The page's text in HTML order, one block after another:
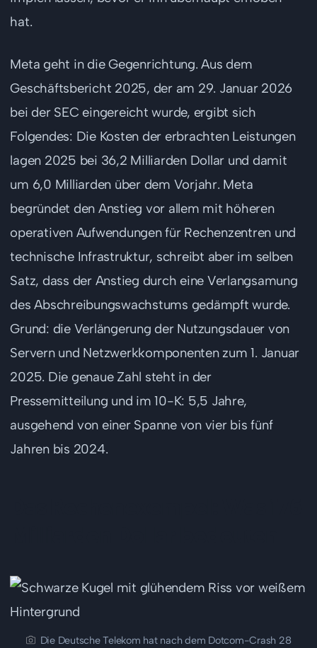
hat.
Meta geht in die Gegenrichtung. Aus dem
Geschäftsbericht 2025, der am 29. Januar 2026
bei der SEC eingereicht wurde, ergibt sich
Folgendes: Die Kosten der erbrachten Leistungen
lagen 2025 bei 36,2 Milliarden Dollar und damit
um 6,0 Milliarden über dem Vorjahr. Meta
begründet den Anstieg vor allem mit höheren
operativen Aufwendungen für Rechenzentren und
technische Infrastruktur, schreibt aber im selben
Satz, dass der Anstieg durch eine Verlangsamung
des Abschreibungswachstums gedämpft wurde.
Grund: die Verlängerung der Nutzungsdauer von
Servern und Netzwerkkomponenten zum 1. Januar
2025. Die genaue Zahl steht in der
Pressemitteilung und im 10-K: 5,5 Jahre,
ausgehend von einer Spanne von vier bis fünf
Jahren bis 2024.
Die Deutsche Telekom hat nach dem Dotcom-Crash 28